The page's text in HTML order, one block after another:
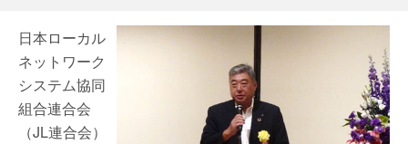
日本ローカル
ネットワーク
システム協同
組合連合会
（JL連合会）